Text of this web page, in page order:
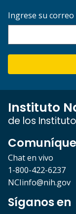
Ingrese su
Instituto
de los
Chat en vivo
1-800-422-6237
NCIinfo@nih.gov
Síganos en